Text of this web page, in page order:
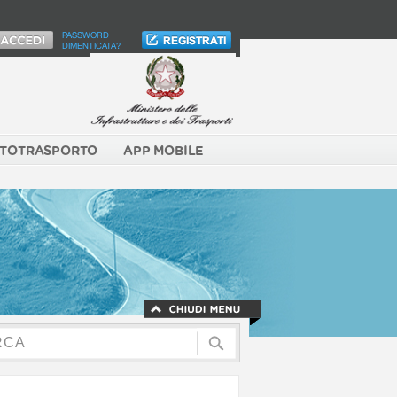
PASSWORD
DIMENTICATA?
APP MOBILE